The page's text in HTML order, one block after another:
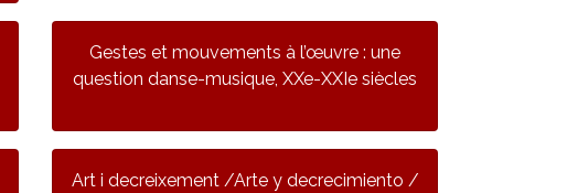
Gestes et mouvements à l’œuvre : une
question danse-musique, XXe-XXIe siècles
Art i decreixement /Arte y decrecimiento /